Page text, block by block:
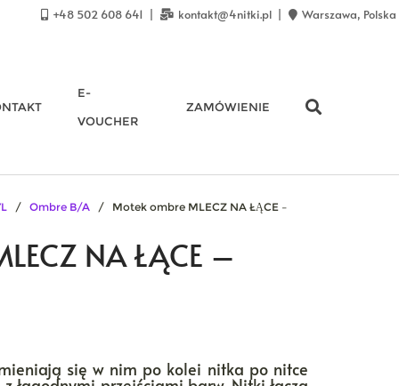
+48 502 608 641 kontakt@4nitki.pl Warszawa, Polska
E-
VOUCHER
ZAMÓWIENIE
/ Ombre B/A / Motek ombre MLECZ NA ŁĄCE –
NA ŁĄCE –
się w nim po kolei nitka po nitce